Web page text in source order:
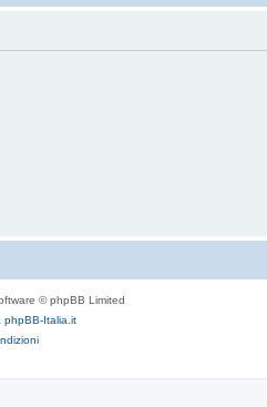
© phpBB Limited
phpBB-Italia.it